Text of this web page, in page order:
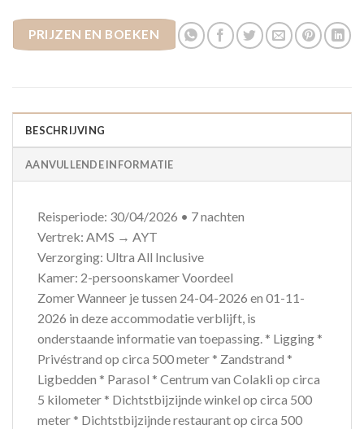
PRIJZEN EN BOEKEN
BESCHRIJVING
AANVULLENDE INFORMATIE
Reisperiode: 30/04/2026 • 7 nachten
Vertrek: AMS → AYT
Verzorging: Ultra All Inclusive
Kamer: 2-persoonskamer Voordeel
Zomer Wanneer je tussen 24-04-2026 en 01-11-
2026 in deze accommodatie verblijft, is
onderstaande informatie van toepassing. * Ligging *
Privéstrand op circa 500 meter * Zandstrand *
Ligbedden * Parasol * Centrum van Colakli op circa
5 kilometer * Dichtstbijzijnde winkel op circa 500
meter * Dichtstbijzijnde restaurant op circa 500